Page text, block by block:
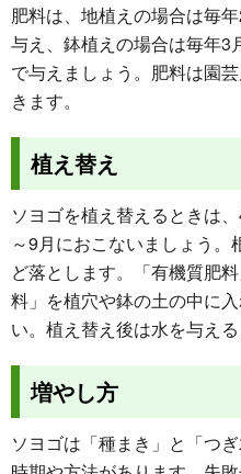
肥料は、地植えの場合は毎
与え、鉢植えの場合は毎年3
で与えましょう。肥料は園
きます。
植え替え
ソヨゴを植え替えるときは、
～9月におこないましょう。
ど落とします。「有機質肥
料」を植穴や鉢の土の中に
い。植え替え後は水を与える
増やし方
ソヨゴは「種まき」と「つ